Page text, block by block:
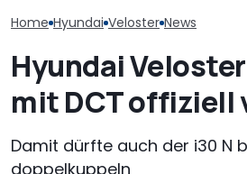
Home Hyundai Veloster News
Hyundai
mit DCT
Damit dürfte auch der i30 N
doppelkuppeln